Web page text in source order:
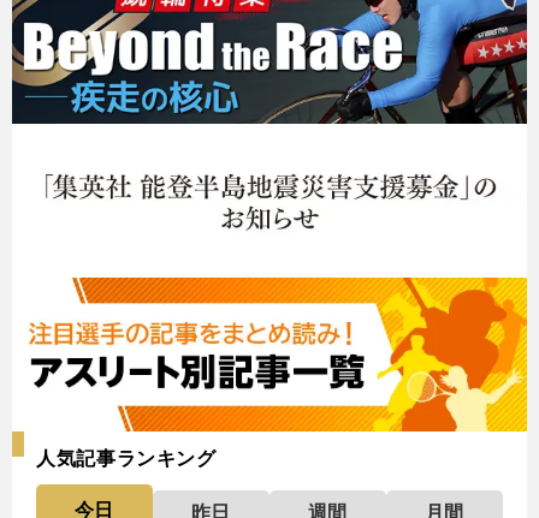
人気記事ランキング
今日 昨日 週間
月間